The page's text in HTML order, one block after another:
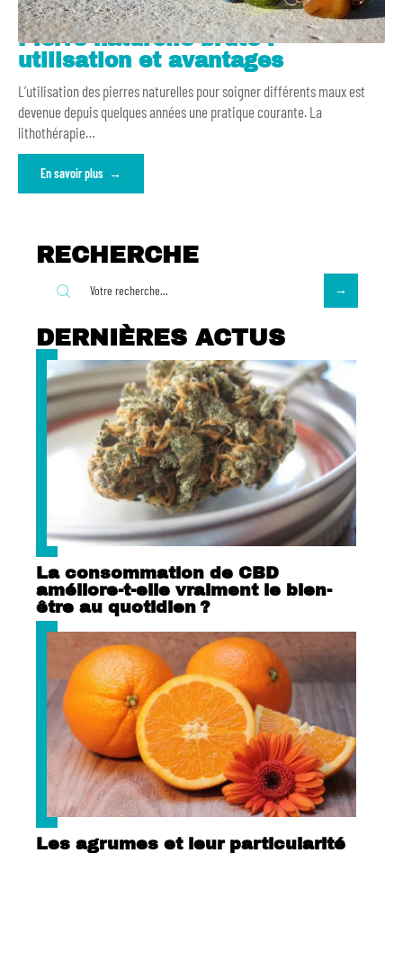
Pierre naturelle brute :
utilisation et avantages
L’utilisation des pierres naturelles pour soigner différents maux est
devenue depuis quelques années une pratique courante. La
lithothérapie…
En savoir plus
RECHERCHE
DERNIÈRES ACTUS
La consommation de CBD
améliore-t-elle vraiment le bien-
être au quotidien ?
Les agrumes et leur particularité